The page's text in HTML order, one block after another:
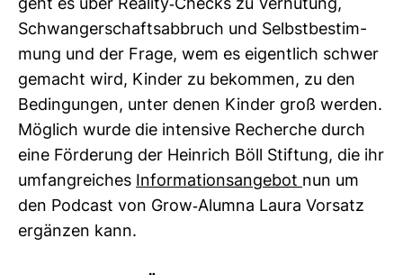
geht es über Rea­lity-​Checks zu Ver­hü­tung,
Schwan­ger­schafts­ab­bruch und Selbst­be­stim­
mung und der Frage, wem es eigent­lich schwer
gemacht wird, Kinder zu bekommen, zu den
Bedin­gungen, unter denen Kinder groß werden.
Mög­lich wurde die inten­sive Recherche durch
eine För­de­rung der Hein­rich Böll Stif­tung, die ihr
umfang­rei­ches Infor­ma­ti­ons­an­gebot nun um
den Pod­cast von Grow-​Alumna Laura Vor­satz
ergänzen kann.